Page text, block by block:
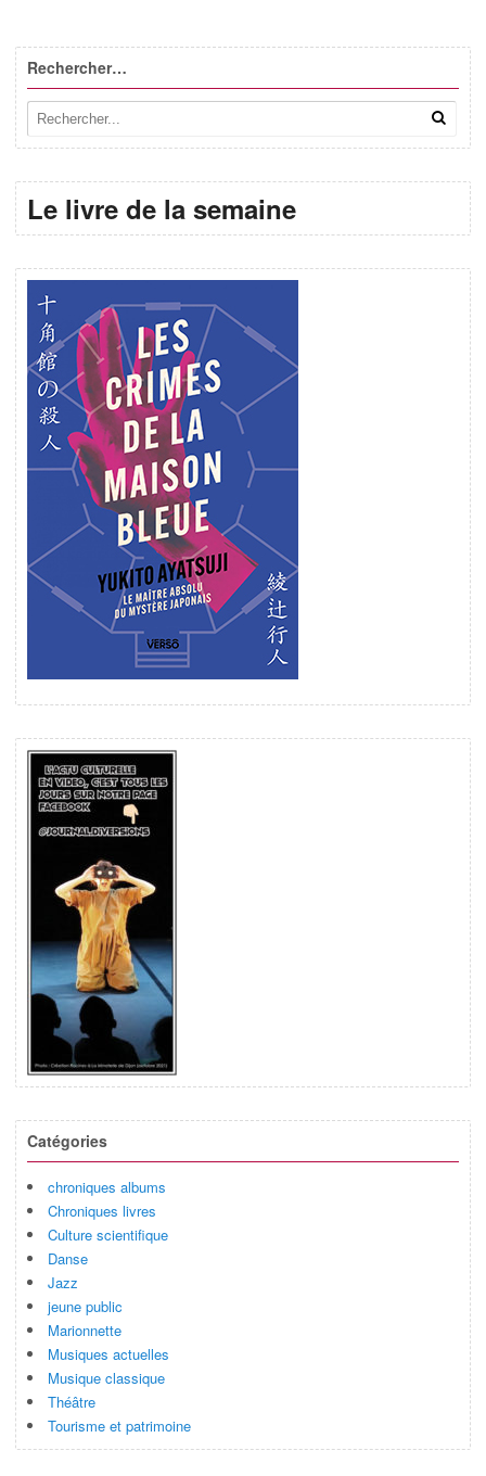
Rechercher…
Le livre de la semaine
Catégories
chroniques albums
Chroniques livres
Culture scientifique
Danse
Jazz
jeune public
Marionnette
Musiques actuelles
Musique classique
Théâtre
Tourisme et patrimoine